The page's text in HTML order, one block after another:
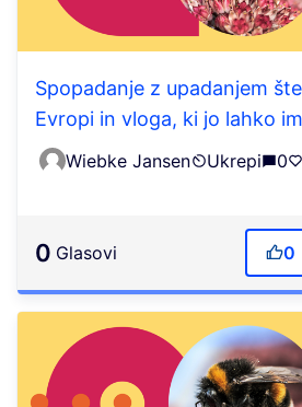
Spopadanje z upadanjem
Evropi in vloga, ki jo lahko
Wiebke Jansen Ukrepi 0
0 Glasovi 0